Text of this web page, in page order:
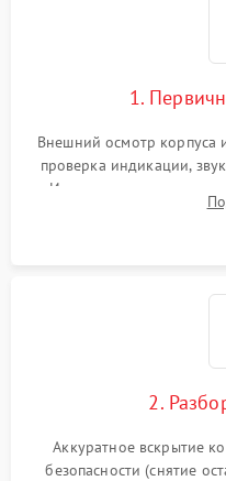
1.
Внешний осмотр корпуса
проверка индикации,
Измерение входного и
реакции ИБП на
2.
Аккуратное вскрытие
безопасности (снятие